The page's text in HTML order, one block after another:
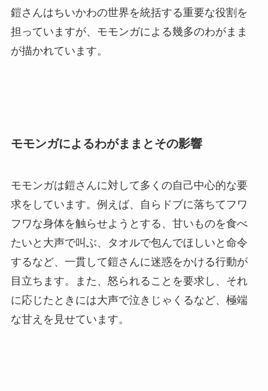
鎧さんはちいかわの世界を統括する重要な役割を
担っていますが、モモンガによる幾多のわがまま
が描かれています。
モモンガによるわがままとその影響
モモンガは鎧さんに対して多くの自己中心的な要
求をしています。例えば、自らドブに落ちてフワ
フワな身体を触らせようとする、甘いものを食べ
たいと大声で叫ぶ、タオルで包んでほしいと命令
するなど、一貫して鎧さんに迷惑をかける行動が
目立ちます。また、怒られることを要求し、それ
に応じたときには大声で泣きじゃくるなど、極端
な甘えを見せています。